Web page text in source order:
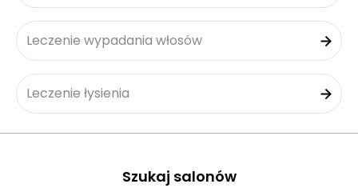
Leczenie wypadania włosów
Leczenie łysienia
Szukaj salonów